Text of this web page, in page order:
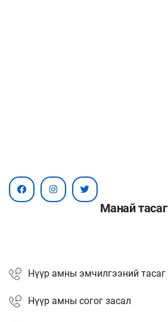
Манай тасаг
Нүүр амны эмчилгээний тасаг
Нүүр амны согог засал